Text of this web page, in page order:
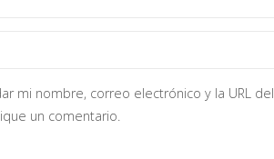
mi nombre, correo electrónico y la URL
un comentario.